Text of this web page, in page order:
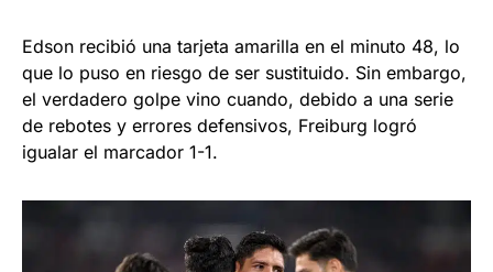
Edson recibió una tarjeta amarilla en el minuto 48, lo
que lo puso en riesgo de ser sustituido. Sin embargo,
el verdadero golpe vino cuando, debido a una serie
de rebotes y errores defensivos, Freiburg logró
igualar el marcador 1-1.